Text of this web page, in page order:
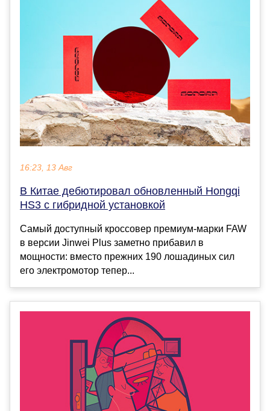
16:23, 13 Авг
В Китае дебютировал обновленный Hongqi
HS3 с гибридной установкой
Самый доступный кроссовер премиум-марки FAW
в версии Jinwei Plus заметно прибавил в
мощности: вместо прежних 190 лошадиных сил
его электромотор тепер...